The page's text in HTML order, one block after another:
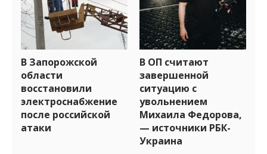
В Запорожской
области
восстановили
электроснабжение
после российской
атаки
В ОП считают
завершенной
ситуацию с
увольнением
Михаила Федорова,
— источники РБК-
Украина